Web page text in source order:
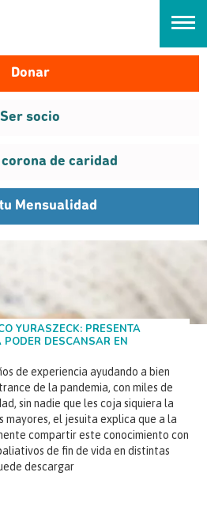
Donar
Ser socio
de caridad
Mensualidad
ENTREVISTA
YURASZECK: PRESENTA
DESCANSAR EN
de experiencia ayudando a bien
de la pandemia, con miles de
sin nadie que les coja siquiera la
mayores, el jesuita explica que a la
compartir este conocimiento con
de fin de vida en distintas
descargar